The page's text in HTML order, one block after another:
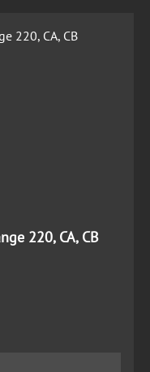
220, CA, CB